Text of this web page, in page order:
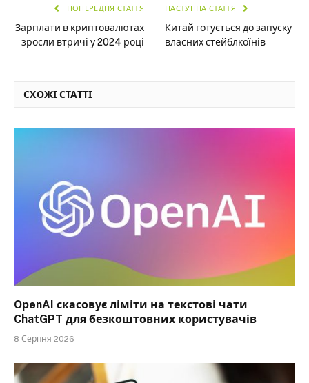
ПОПЕРЕДНЯ СТАТТЯ
Зарплати в криптовалютах
зросли втричі у 2024 році
НАСТУПНА СТАТТЯ
Китай готується до запуску
власних стейблкоїнів
СХОЖІ СТАТТІ
OpenAI скасовує ліміти на текстові чати
ChatGPT для безкоштовних користувачів
8 Серпня 2026